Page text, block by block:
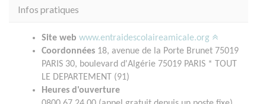
Infos pratiques
Site web www.entraidescolaireamicale.org
Coordonnées 18, avenue de la Porte Brunet 75019
PARIS 30, boulevard d'Algérie 75019 PARIS * TOUT
LE DEPARTEMENT (91)
Heures d'ouverture